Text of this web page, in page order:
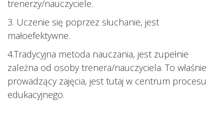
trenerzy/nauczyciele.
3. Uczenie się poprzez słuchanie, jest
małoefektywne.
4.Tradycyjna metoda nauczania, jest zupełnie
zależna od osoby trenera/nauczyciela. To właśnie
prowadzący zajęcia, jest tutaj w centrum procesu
edukacyjnego.